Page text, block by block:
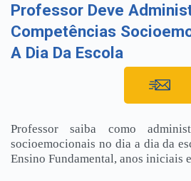
Professor Deve
Competências
A Dia Da Escola
Professor saiba como
socioemocionais no dia a dia da
Ensino Fundamental, anos iniciais